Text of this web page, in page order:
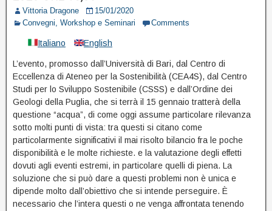
Vittoria Dragone
15/01/2020
Convegni, Workshop e Seminari
Comments
Italiano English
L’evento, promosso dall’Università di Bari, dal Centro di
Eccellenza di Ateneo per la Sostenibilità (CEA4S), dal Centro
Studi per lo Sviluppo Sostenibile (CSSS) e dall’Ordine dei
Geologi della Puglia, che si terrà il 15 gennaio tratterà della
questione “acqua”, di come oggi assume particolare rilevanza
sotto molti punti di vista: tra questi si citano come
particolarmente significativi il mai risolto bilancio fra le poche
disponibilità e le molte richieste. e la valutazione degli effetti
dovuti agli eventi estremi, in particolare quelli di piena. La
soluzione che si può dare a questi problemi non è unica e
dipende molto dall’obiettivo che si intende perseguire. È
necessario che l’intera questi o ne venga affrontata tenendo